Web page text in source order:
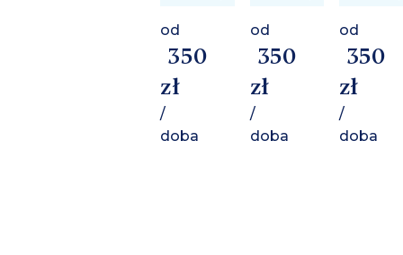
od
350
zł
/
doba
od
350
zł
/
doba
od
350
zł
/
doba